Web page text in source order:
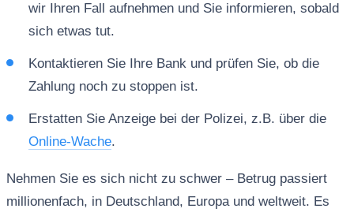
wir Ihren Fall aufnehmen und Sie informieren, sobald
sich etwas tut.
Kontaktieren Sie Ihre Bank und prüfen Sie, ob die
Zahlung noch zu stoppen ist.
Erstatten Sie Anzeige bei der Polizei, z.B. über die
Online-Wache.
Nehmen Sie es sich nicht zu schwer – Betrug passiert
millionenfach, in Deutschland, Europa und weltweit. Es